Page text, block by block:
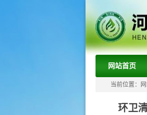
网站首页
当前位置：
环卫